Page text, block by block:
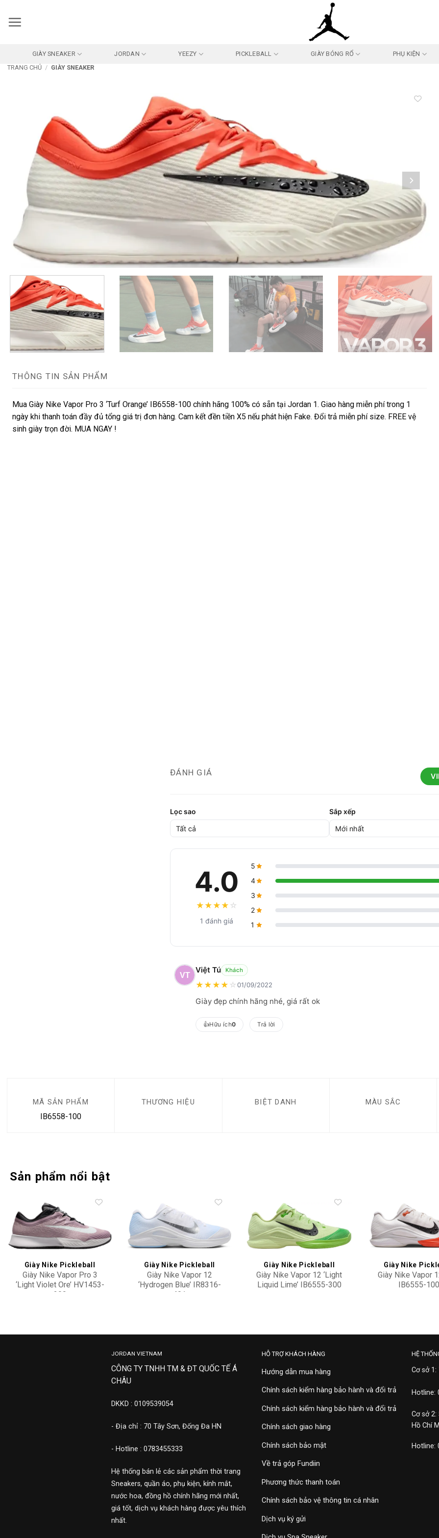
qua
GIÀY SNEAKER JORDAN YEEZY PICKLEBALL GIÀY BÓNG RỔ PHỤ KIỆN
TRANG CHỦ / GIÀY SNEAKER
THÔNG TIN SẢN PHẨM
Mua Giày Nike Vapor Pro 3 ‘Turf Orange’ IB6558-100 chính hãng 100% có sẵn tại Jordan 1. Giao hàng miễn phí trong 1
ngày khi thanh toán đầy đủ tổng giá trị đơn hàng. Cam kết đền tiền X5 nếu phát hiện Fake. Đổi trả miễn phí size. FREE vệ
sinh giày trọn đời. MUA NGAY !
ĐÁNH GIÁ
Lọc sao Sắp xếp
4.0
★ ★ ★ ★ ☆
1 đánh giá
5
4
3
2
1
Việt Tú Khách
★ ★ ★ ★ ☆01/09/2022
Giày đẹp chính hãng nhé, giá rất ok
👍Hữu ích0 Trả lời
MÃ SẢN PHẨM
IB6558-100
THƯƠNG HIỆU BIỆT DANH MÀU SẮC
Sản phẩm nổi bật
Add to
wishlist
Giày Nike Pickleball
Giày Nike Vapor Pro 3
‘Light Violet Ore’ HV1453-
200
Add to
wishlist
Giày Nike Pickleball
Giày Nike Vapor 12
‘Hydrogen Blue’ IR8316-
401
Add to
wishlist
Giày Nike Pickleball
Giày Nike Vapor 12 ‘Light
Liquid Lime’ IB6555-300
Giày Nike
Giày Nike Vapor
IB6555-100
JORDAN VIETNAM
CÔNG TY TNHH TM & ĐT QUỐC TẾ Á
CHÂU
DKKD : 0109539054
- Địa chỉ : 70 Tây Sơn, Đống Đa HN
- Hotline : 0783455333
Hệ thống bán lẻ các sản phẩm thời trang
Sneakers, quần áo, phụ kiện, kính mắt,
nước hoa, đồng hồ chính hãng mới nhất,
giá tốt, dịch vụ khách hàng được yêu thích
nhất.
HỖ TRỢ KHÁCH HÀNG
Hướng dẫn mua hàng
Chính sách kiểm hàng bảo hành và đổi trả
Chính sách kiểm hàng bảo hành và đổi trả
Chính sách giao hàng
Chính sách bảo mật
Về trả góp Fundiin
Phương thức thanh toán
Chính sách bảo vệ thông tin cá nhân
Dịch vụ ký gửi
HỆ
Cơ sở
Hotline:
Cơ sở
Hồ Chí
Hotline: